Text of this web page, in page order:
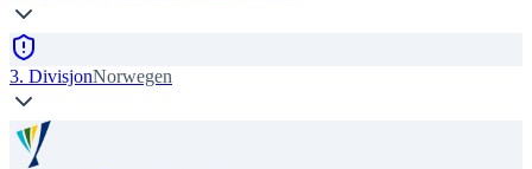
3. DivisjonNorwegen